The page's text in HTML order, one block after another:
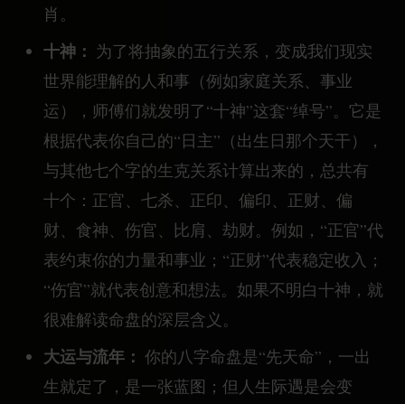
肖。
十神： 为了将抽象的五行关系，变成我们现实
世界能理解的人和事（例如家庭关系、事业
运），师傅们就发明了“十神”这套“绰号”。它是
根据代表你自己的“日主”（出生日那个天干），
与其他七个字的生克关系计算出来的，总共有
十个：正官、七杀、正印、偏印、正财、偏
财、食神、伤官、比肩、劫财。例如，“正官”代
表约束你的力量和事业；“正财”代表稳定收入；
“伤官”就代表创意和想法。如果不明白十神，就
很难解读命盘的深层含义。
大运与流年： 你的八字命盘是“先天命”，一出
生就定了，是一张蓝图；但人生际遇是会变